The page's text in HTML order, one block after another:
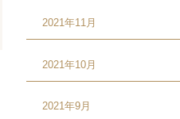
2021年11月
2021年10月
2021年9月